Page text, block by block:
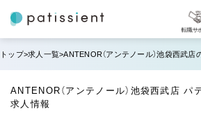
転職サ
トップ 求人一覧 ANTENOR（アンテノール）池袋西武店
ANTENOR（アンテノール）池袋西武店 パ
求人情報